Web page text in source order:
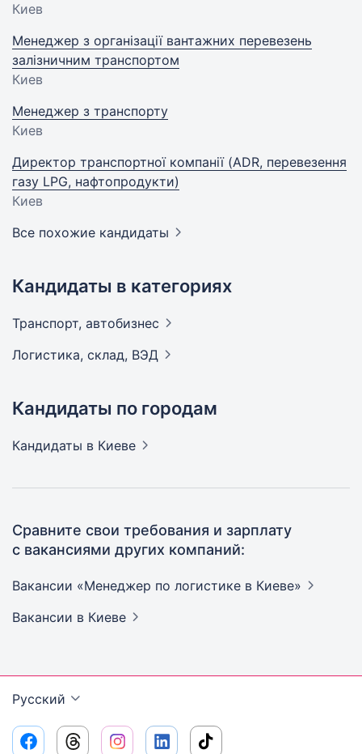
Киев
Менеджер з організації вантажних перевезень
залізничним транспортом
Киев
Менеджер з транспорту
Киев
Директор транспортної компанії (ADR, перевезення
газу LPG, нафтопродукти)
Киев
Все похожие кандидаты
Кандидаты в категориях
Транспорт, автобизнес
Логистика, склад, ВЭД
Кандидаты по городам
Кандидаты в Киеве
Сравните свои требования и зарплату
с вакансиями других компаний:
Вакансии «Менеджер по логистике в Киеве»
Вакансии в Киеве
Русский